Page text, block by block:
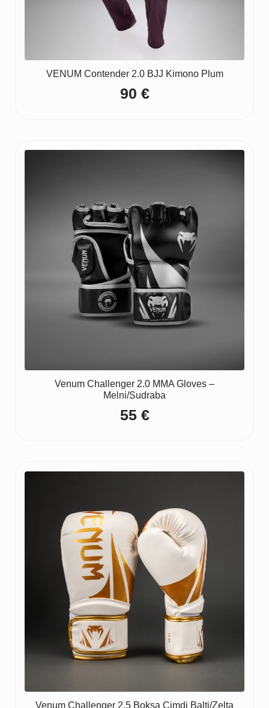
VENUM Contender 2.0 BJJ Kimono Plum
90 €
Venum Challenger 2.0 MMA Gloves –
Melni/Sudraba
55 €
Venum Challenger 2.5 Boksa Cimdi Balti/Zelta